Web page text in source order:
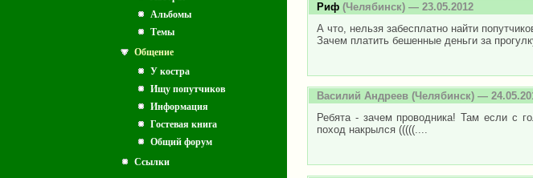
Альбомы
Темы
Общение
У костра
Ищу попутчиков
Информация
Гостевая книга
Общий форум
Ссылки
Риф (Челябинск) — 23.05.2012
А что, нельзя забесплатно найти
Зачем платить бешенные деньги за
Василий Андреев (Челябинск) —
Ребята - зачем проводника! Там если с
поход накрылся (((((....